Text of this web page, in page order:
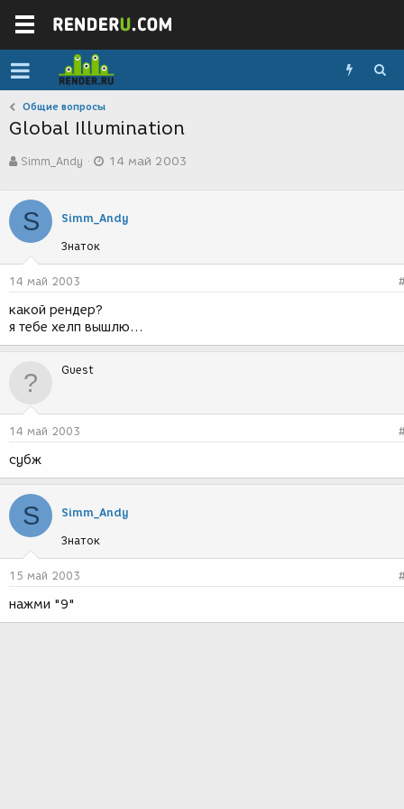
Общие вопросы
Global Illumination
в
о
р
т
е
м
ы
Simm_Andy
а
с
д
я
14 май 2003
S Simm_Andy
Знаток
14 май 2003
какой рендер?
я тебе хелп вышлю...
Guest
14 май 2003
субж
S Simm_Andy
Знаток
15 май 2003
нажми "9"